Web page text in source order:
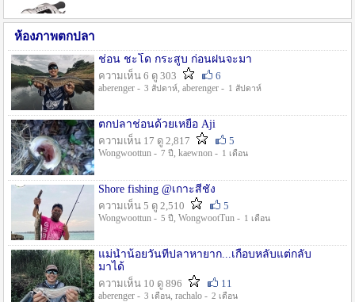
ห้องภาพตกปลา
ช่อน ชะโด กระสูบ ก่อนฝนจะมา
ความเห็น 6 ดู 303
6
aberenger - 3 สัปดาห์, aberenger - 1 สัปดาห์
ตกปลาช่อนด้วยเหยื่อ Aji
ความเห็น 17 ดู 2,817
5
Wongwoottun - 7 ปี , kaewnon - 1 เดือน
Shore fishing @เกาะสีชัง
ความเห็น 5 ดู 2,510
5
Wongwoottun - 5 ปี , WongwootTun - 1 เดือน
แม่น้ำน้อยวันที่ปลาหายาก...เกือบหลับแต่กลับ
มาได้
ความเห็น 10 ดู 896
11
aberenger - 3 เดือน, rachalo - 2 เดือน